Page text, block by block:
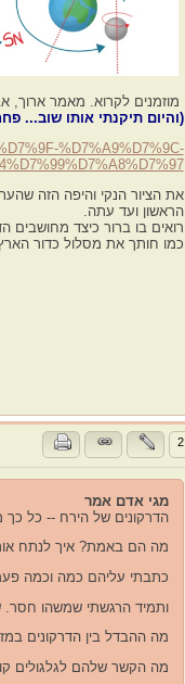
מוזמנים לקרוא. מאמר ארוך,
(והיום תיקנתי אותו שוב...
%D7%A9%D7%9C-
את הציור הנקי והיפה הזה
הראשון ועד עתה.
רואים בו ברור כיצד מחושבים
כמו חותך את מסלול כדור
2
מגי אדם אמר
הדרקונים של הירח -- כל כך
מה הם באמת? איך לנתח
כתבתי עליהם כמה וכמה
ותמיד הרגשתי שמשהו חסר.
מה ההבדל בין הדרקונים
מה הקשר שלהם לגלגולים